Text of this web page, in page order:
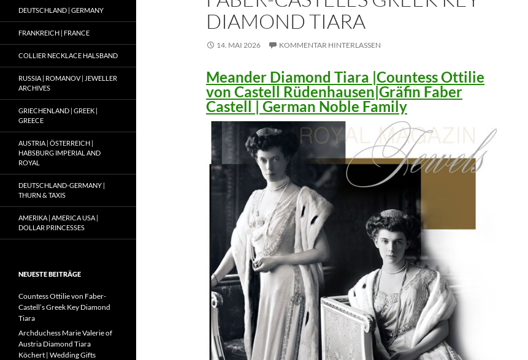
DIAMOND TIARA
14. MAI 2026 KOMMENTAR HINTERLASSEN
Meander Diamond Tiara |Countess Ottilie
von Castell Rüdenhausen|Gräfin Faber
Castell | German Noble Family
DEUTSCHLAND | GERMANY
FRANKREICH | FRANCE
COLLIER NECKLACE HALSBAND
RUSSIA | ROMANOV | JEWELLER
ARCHIVES
GRIECHENLAND | GREEK |
GREECE
AUSTRIA | ÖSTERREICH |
HABSBURG IMPERIAL AND
ROYAL
DEUTSCHLAND-GERMANY |
THURN & TAXIS
AMERIKA | AMERICA USA |
DOLLAR PRINCESSES
NEUESTE BEITRÄGE
Countess Ottilie von Faber-
Castell’s Greek Key Diamond
Tiara
Archduchess Marie Valerie of
Austria Diamond Tiara
Köchert | Wedding Gifts